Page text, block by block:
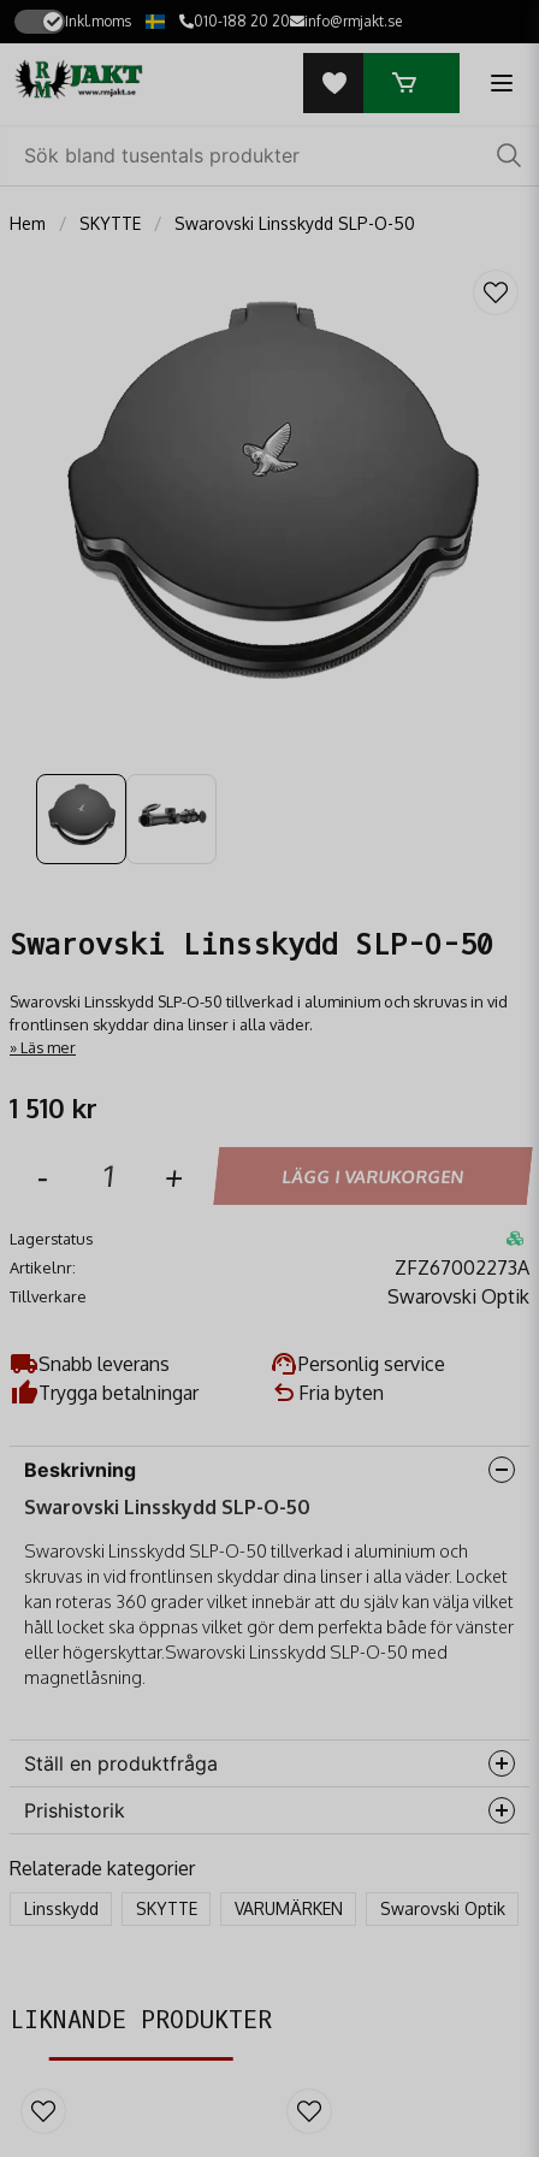
Inkl.moms 010-188 20 20 info@rmjakt.se
Hem SKYTTE Swarovski Linsskydd SLP-O-50
Swarovski Linsskydd SLP-O-50
Swarovski Linsskydd SLP-O-50 tillverkad i aluminium och skruvas in vid
frontlinsen skyddar dina linser i alla väder.
Läs mer
1 510 kr
- + LÄGG I VARUKORGEN
Lagerstatus
Artikelnr:
ZFZ67002273A
Tillverkare Swarovski Optik
Snabb leverans
Personlig service
Trygga betalningar
Fria byten
Beskrivning
Swarovski Linsskydd SLP-O-50
Swarovski Linsskydd SLP-O-50 tillverkad i aluminium och
skruvas in vid frontlinsen skyddar dina linser i alla väder. Locket
kan roteras 360 grader vilket innebär att du själv kan välja vilket
håll locket ska öppnas vilket gör dem perfekta både för vänster
eller högerskyttar.Swarovski Linsskydd SLP-O-50 med
magnetlåsning.
Ställ en produktfråga
question
Fråga oss något om denna produkten...
Prishistorik
Relaterade kategorier
Linsskydd SKYTTE VARUMÄRKEN Swarovski Optik
LIKNANDE PRODUKTER